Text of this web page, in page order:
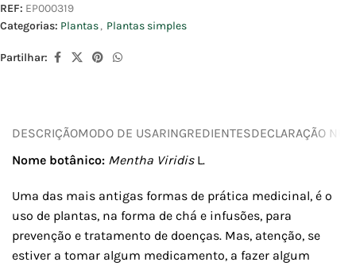
REF: EP000319
Categorias: Plantas, Plantas simples
Partilhar:
DESCRIÇÃOMODO DE USARINGREDIENTESDECLARAÇÃO
Nome botânico: Mentha Viridis L.
Uma das mais antigas formas de prática medicinal, é o
uso de plantas, na forma de chá e infusões, para
prevenção e tratamento de doenças. Mas, atenção, se
estiver a tomar algum medicamento, a fazer algum